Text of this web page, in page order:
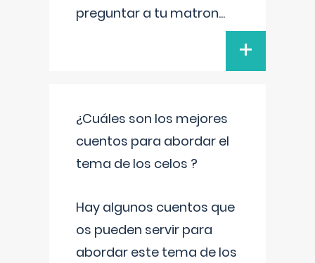
preguntar a tu matron...
+
¿Cuáles son los mejores
cuentos para abordar el
tema de los celos ?
Hay algunos cuentos que
os pueden servir para
abordar este tema de los